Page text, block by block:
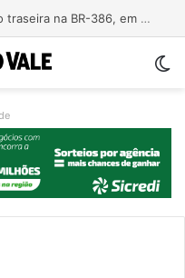
Motociclista morre após colisão traseira na BR-386, em Triunfo